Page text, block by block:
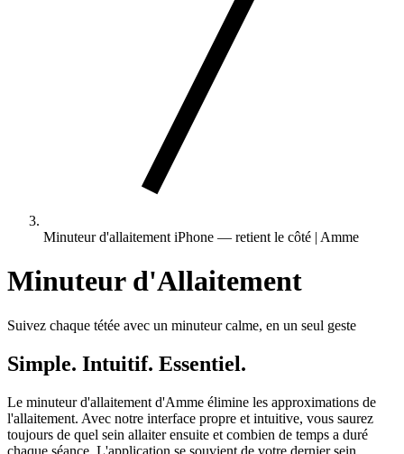
Minuteur d'allaitement iPhone — retient le côté | Amme
Minuteur d'Allaitement
Suivez chaque tétée avec un minuteur calme, en un seul geste
Simple. Intuitif. Essentiel.
Le minuteur d'allaitement d'Amme élimine les approximations de
l'allaitement. Avec notre interface propre et intuitive, vous saurez
toujours de quel sein allaiter ensuite et combien de temps a duré
chaque séance. L'application se souvient de votre dernier sein